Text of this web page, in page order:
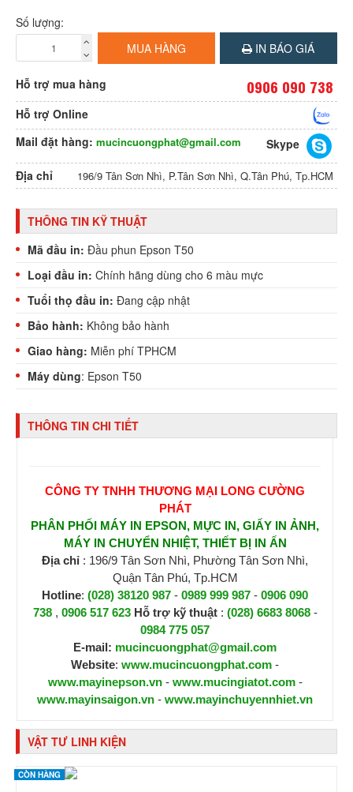
Số lượng:
MUA HÀNG
IN BÁO GIÁ
Hỗ trợ mua hàng 0906 090 738
Hỗ trợ Online
Mail đặt hàng: mucincuongphat@gmail.com
Skype
Địa chỉ
196/9 Tân Sơn Nhì, P.Tân Sơn Nhì, Q.Tân Phú, Tp.HCM
THÔNG TIN KỸ THUẬT
Mã đầu in: Đầu phun Epson T50
Loại đầu in: Chính hãng dùng cho 6 màu mực
Tuổi thọ đầu in: Đang cập nhật
Bảo hành: Không bảo hành
Giao hàng: Miễn phí TPHCM
Máy dùng: Epson T50
THÔNG TIN CHI TIẾT
CÔNG TY TNHH THƯƠNG MẠI LONG CƯỜNG
PHÁT
PHÂN PHỐI MÁY IN EPSON, MỰC IN, GIẤY IN ẢNH,
MÁY IN CHUYỂN NHIỆT, THIẾT BỊ IN ẤN
Địa chỉ : 196/9 Tân Sơn Nhì, Phường Tân Sơn Nhì,
Quận Tân Phú, Tp.HCM
Hotline: (028) 38120 987 - 0989 999 987 - 0906 090
738, 0906 517 623 Hỗ trợ kỹ thuật : (028) 6683 8068-
0984 775 057
E-mail: mucincuongphat@gmail.com
Website: www.mucincuongphat.com -
www.mayinepson.vn- www.mucingiatot.com-
www.mayinsaigon.vn - www.mayinchuyennhiet.vn
VẬT TƯ LINH KIỆN
CÒN HÀNG